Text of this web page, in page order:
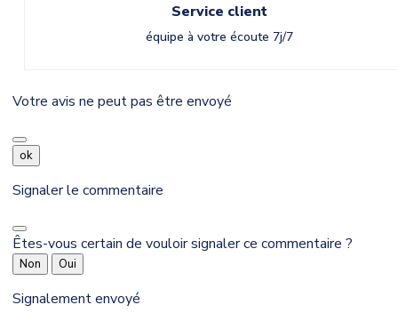
Service client
équipe à votre écoute 7j/7
Votre avis ne peut pas être envoyé
ok
Signaler le commentaire
Êtes-vous certain de vouloir signaler ce commentaire ?
Non Oui
Signalement envoyé